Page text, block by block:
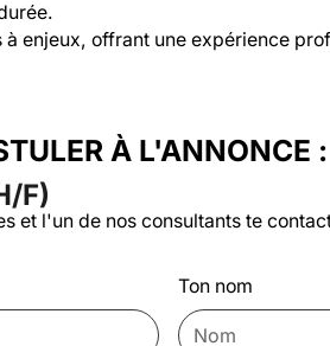
à enjeux, offrant une expérience
À L'ANNONCE :
F)
et l'un de nos consultants te
Ton nom